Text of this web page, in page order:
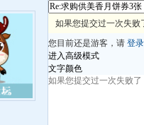
如果您提交过一次失败
您目前还是游客，请 登录
进入高级模式
文字颜色